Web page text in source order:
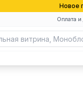
Новое
Оплата и